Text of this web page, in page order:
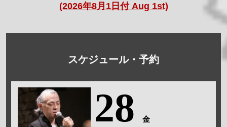
(2026年8月1日付 Aug 1st)
スケジュール・予約
28 金